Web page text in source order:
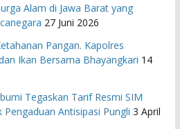
Alam di Jawa Barat yang
27 Juni 2026
Pangan. Kapolres
Ikan Bersama Bhayangkari 14
Tegaskan Tarif Resmi SIM
Antisipasi Pungli 3 April